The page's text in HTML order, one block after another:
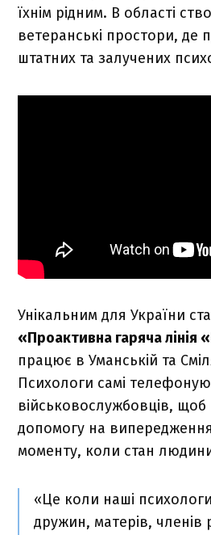
їхнім рідним. В області
ветеранські простори,
штатних та залучених
Унікальним для України
«Проактивна гаряча лінія
працює в Уманській та
Психологи самі
військовослужбовців,
допомогу на
моменту, коли стан
«Це коли наші
дружин, матерів, членів